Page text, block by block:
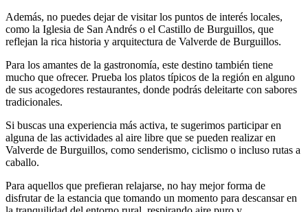
Además, no puedes dejar de visitar los puntos de interés locales,
como la Iglesia de San Andrés o el Castillo de Burguillos, que
reflejan la rica historia y arquitectura de Valverde de Burguillos.
Para los amantes de la gastronomía, este destino también tiene
mucho que ofrecer. Prueba los platos típicos de la región en alguno
de sus acogedores restaurantes, donde podrás deleitarte con sabores
tradicionales.
Si buscas una experiencia más activa, te sugerimos participar en
alguna de las actividades al aire libre que se pueden realizar en
Valverde de Burguillos, como senderismo, ciclismo o incluso rutas a
caballo.
Para aquellos que prefieran relajarse, no hay mejor forma de
disfrutar de la estancia que tomando un momento para descansar en